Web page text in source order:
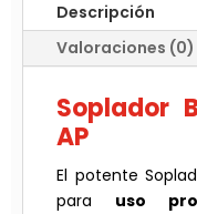
Descripción
Valoraciones (0)
Soplador
AP
El potente
para uso